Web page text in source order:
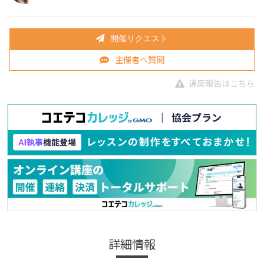
開催リクエスト
主催者へ質問
違反報告はこちら
詳細情報